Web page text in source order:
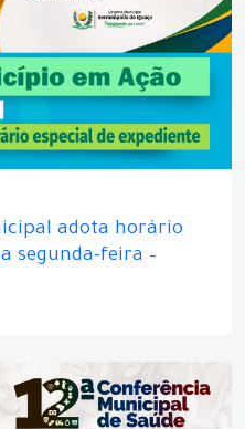
adota horário
segunda-feira –